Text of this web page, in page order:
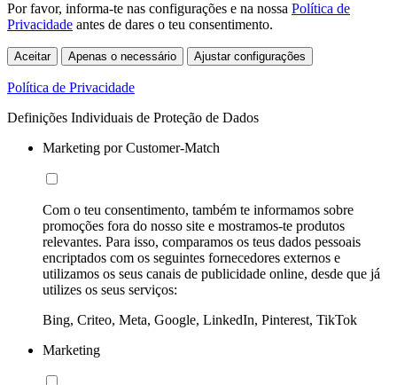
Por favor, informa-te nas configurações e na nossa Política de
Privacidade antes de dares o teu consentimento.
Aceitar Apenas o necessário Ajustar configurações
Política de Privacidade
Definições Individuais de Proteção de Dados
Marketing por Customer-Match
Com o teu consentimento, também te informamos sobre
promoções fora do nosso site e mostramos-te produtos
relevantes. Para isso, comparamos os teus dados pessoais
encriptados com os seguintes fornecedores externos e
utilizamos os seus canais de publicidade online, desde que já
utilizes os seus serviços:
Bing, Criteo, Meta, Google, LinkedIn, Pinterest, TikTok
Marketing